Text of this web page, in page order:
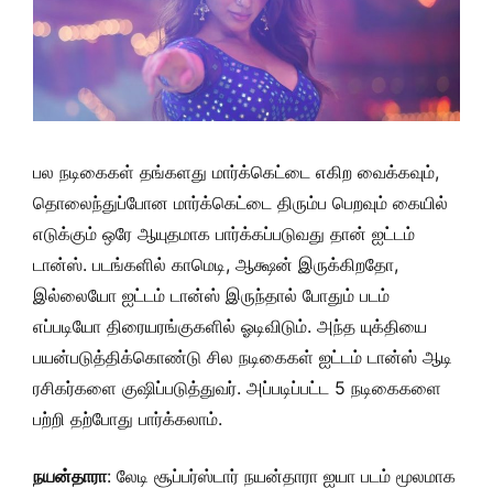
பல நடிகைகள் தங்களது மார்க்கெட்டை எகிற வைக்கவும்,
தொலைந்துப்போன மார்க்கெட்டை திரும்ப பெறவும் கையில்
எடுக்கும் ஒரே ஆயுதமாக பார்க்கப்படுவது தான் ஐட்டம்
டான்ஸ். படங்களில் காமெடி, ஆக்ஷன் இருக்கிறதோ,
இல்லையோ ஐட்டம் டான்ஸ் இருந்தால் போதும் படம்
எப்படியோ திரையரங்குகளில் ஓடிவிடும். அந்த யுக்தியை
பயன்படுத்திக்கொண்டு சில நடிகைகள் ஐட்டம் டான்ஸ் ஆடி
ரசிகர்களை குஷிப்படுத்துவர். அப்படிப்பட்ட 5 நடிகைகளை
பற்றி தற்போது பார்க்கலாம்.
நயன்தாரா: லேடி சூப்பர்ஸ்டார் நயன்தாரா ஐயா படம் மூலமாக